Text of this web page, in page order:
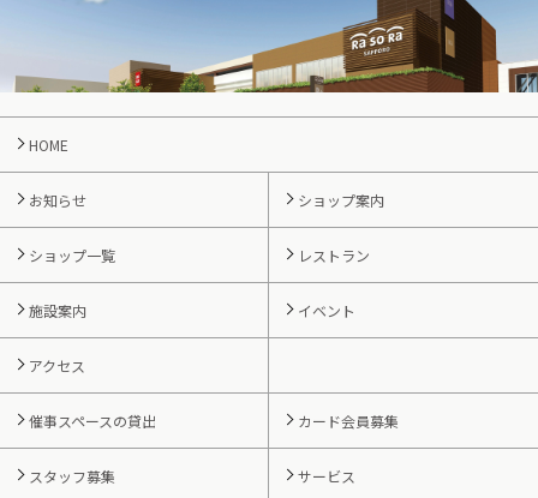
HOME
お知らせ ショップ案内
ショップ一覧 レストラン
施設案内 イベント
アクセス
催事スペースの貸出 カード会員募集
スタッフ募集 サービス